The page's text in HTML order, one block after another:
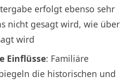
erfolgt ebenso sehr
nicht gesagt wird, wie über
wird
Einflüsse: Familiäre
die historischen und